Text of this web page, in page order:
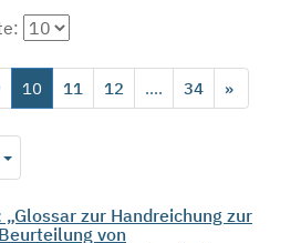
10 11 12 .... 34 »
zur Handreichung zur
von